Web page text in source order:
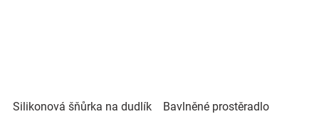
Silikonová šňůrka na dudlík
Bavlněné prostěradlo